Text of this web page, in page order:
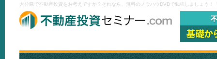
大分県で不動産投資をお考えですか？それなら、無料のノウハウDVDで勉強しましょう！